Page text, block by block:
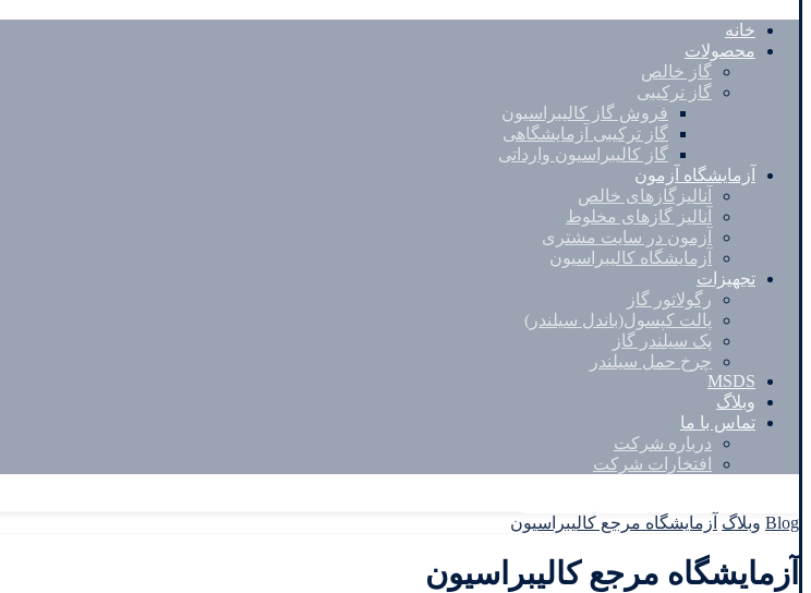
خانه
محصولات
گاز خالص
گاز ترکیبی
فروش گاز کالیبراسیون
گاز ترکیبی آزمایشگاهی
گاز کالیبراسیون وارداتی
آزمایشگاه آزمون
آنالیزگازهای خالص
آنالیز گازهای مخلوط
آزمون در سایت مشتری
آزمایشگاه کالیبراسیون
تجهیزات
رگولاتور گاز
پالت کپسول(باندل سیلندر)
پک سیلندر گاز
چرخ حمل سیلندر
MSDS
وبلاگ
تماس با ما
درباره شرکت
افتخارات شرکت
Blog وبلاگ آزمایشگاه مرجع کالیبراسیون
آزمایشگاه مرجع کالیبراسیون